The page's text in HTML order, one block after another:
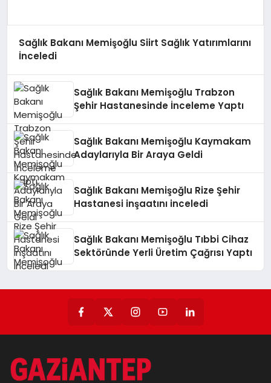
Sağlık Bakanı Memişoğlu Siirt Sağlık Yatırımlarını
İnceledi
Sağlık Bakanı Memişoğlu Trabzon
Şehir Hastanesinde İnceleme Yaptı
Sağlık Bakanı Memişoğlu Kaymakam
Adaylarıyla Bir Araya Geldi
Sağlık Bakanı Memişoğlu Rize Şehir
Hastanesi inşaatını inceledi
Sağlık Bakanı Memişoğlu Tıbbi Cihaz
Sektöründe Yerli Üretim Çağrısı Yaptı